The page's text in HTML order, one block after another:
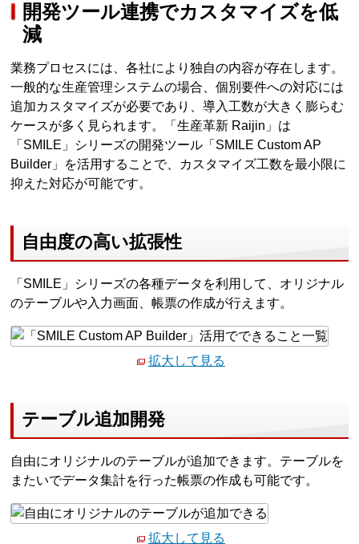
開発ツール連携でカスタマイズを低
減
業務プロセスには、各社により独自の内容が存在します。
一般的な生産管理システムの場合、個別要件への対応には
追加カスタマイズが必要であり、導入工数が大きく膨らむ
ケースが多く見られます。「生産革新 Raijin」は
「SMILE」シリーズの開発ツール「SMILE Custom AP
Builder」を活用することで、カスタマイズ工数を最小限に
抑えた対応が可能です。
自由度の高い拡張性
「SMILE」シリーズの各種データを利用して、オリジナル
のテーブルや入力画面、帳票の作成が行えます。
拡大して見る
テーブル追加開発
自由にオリジナルのテーブルが追加できます。テーブルを
またいでデータ集計を行った帳票の作成も可能です。
拡大して見る